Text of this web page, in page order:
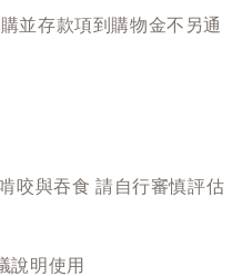
並存款項到購物金不另通
咬與吞食 請自行審慎評估
說明使用